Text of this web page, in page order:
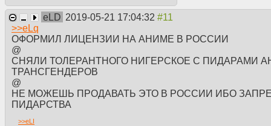
В: Где аниме то смотреть?
О: С оригинального dvd,
ЭЛЕКТРОННАЯ ВЕРСИЯ
В: Что будет?
О: Сраные анидабы и
Альтернативное, пиратское
eLD 2019-05-21 17:04:32
>>eLq
ОФОРМИЛ ЛИЦЕНЗИИ НА АНИМЕ В РОССИИ
@
СНЯЛИ ТОЛЕРАНТНОГО НИГЕРСКОЕ С ПИДАРАМИ
ТРАНСГЕНДЕРОВ
@
НЕ МОЖЕШЬ ПРОДАВАТЬ ЭТО В РОССИИ ИБО
ПИДАРСТВА
>>eLI